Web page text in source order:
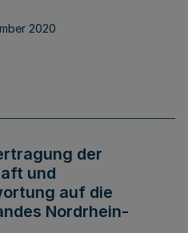
2020
der
und
auf die
Nordrhein-